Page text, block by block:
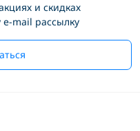
и скидках
mail рассылку